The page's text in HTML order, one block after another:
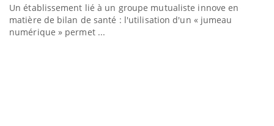
Un établissement lié à un groupe mutualiste innove en
matière de bilan de santé : l'utilisation d'un « jumeau
numérique » permet ...